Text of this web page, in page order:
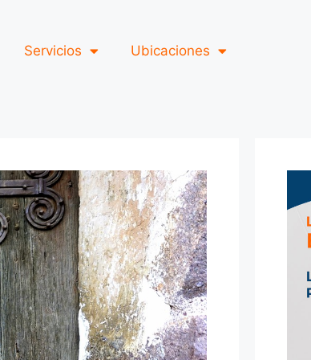
Servicios Ubicaciones